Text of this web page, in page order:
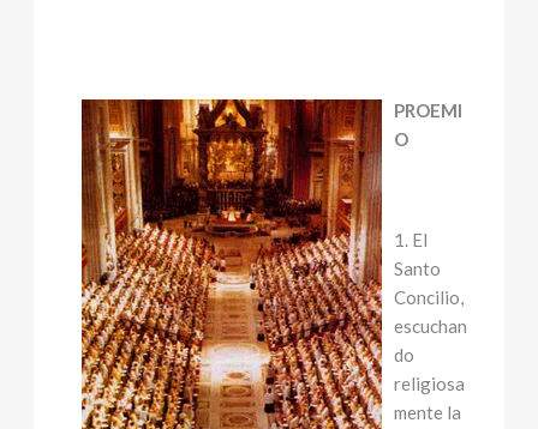
PROEMI
O
1. El
Santo
Concilio,
escuchan
do
religiosa
mente la